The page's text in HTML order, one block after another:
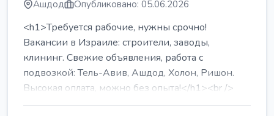
Ашдод Опубликовано: 05.06.2026
<h1>Требуется рабочие, нужны срочно!
Вакансии в Израиле: строители, заводы,
клининг. Свежие объявления, работа с
подвозкой: Тель-Авив, Ашдод, Холон, Ришон.
Высокая оплата, можно без опыта!</h1><br />
...